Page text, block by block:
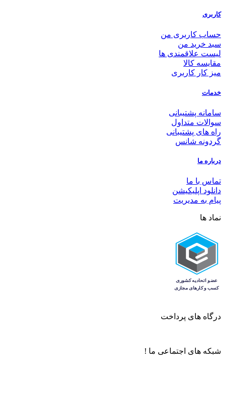
کاربری
حساب کاربری من
سبد خرید من
لیست علاقمندی ها
مقایسه کالا
میز کار کاربری
خدمات
سامانه پشتیبانی
سوالات متداول
راه های پشتیبانی
گردونه شانس
درباره ما
تماس با ما
دانلود اپلیکیشن
پیام به مدیریت
نماد ها
درگاه های پرداخت
شبکه های اجتماعی ما !